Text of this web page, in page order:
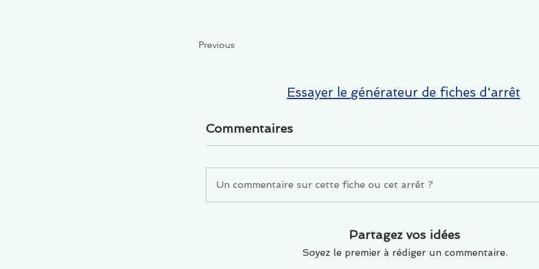
Previous
Essayer le générateur de fiches d'arrêt
Commentaires
Un commentaire sur cette fiche ou cet arrêt ?
Partagez vos idées
Soyez le premier à rédiger un commentaire.